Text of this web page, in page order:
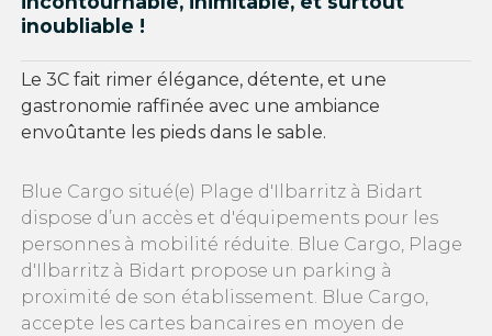
inoubliable !
Le 3C fait rimer élégance, détente, et une
gastronomie raffinée avec une ambiance
envoûtante les pieds dans le sable.
Blue Cargo situé(e) Plage d'Ilbarritz à Bidart
dispose d’un accès et d'équipements pour les
personnes à mobilité réduite. Blue Cargo, Plage
d'Ilbarritz à Bidart propose un parking à
proximité de son établissement. Blue Cargo,
accepte les cartes bancaires en moyen de